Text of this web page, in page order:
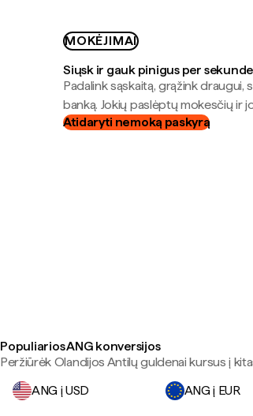
MOKĖJIMAI
Siųsk ir gauk pinigus per
Padalink sąskaitą, grąžink draugui,
banką. Jokių paslėptų mokesčių ir
Atidaryti nemoką paskyrą
Populiarios ANG konversijos
Peržiūrėk Olandijos Antilų guldenai kursus į
ANG į USD
ANG į EUR